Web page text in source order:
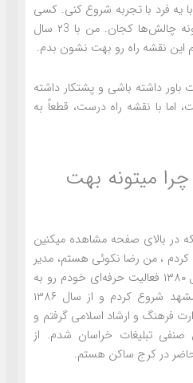
یه فرد با تجربه شروع کنی. کسی
که این مسیر رو رفته و میدونه چالش‌ها کجان. من با ۲3 سال
این نقشه راه رو بهت نشون بدم.
داشته باشی و پشتکار داشته
با نقشه راه درست، قطعاً به
میتونه بهت
در بالای صفحه مشاهده میکنین
، من رضا نکوئی هستم، مدیر
شرکت تبلیغاتی ۴رنگ. از سال ۱۳۸۰ فعالیت حرفه‌ای خودم رو به
عنوان مدیر این شرکت در مشهد شروع کردم و از سال ۱۳۸۶
فرهنگ و ارشاد اسلامی گرفتم و
تبلیغات خراسان شدم. از
در کرج ساکن هستم.